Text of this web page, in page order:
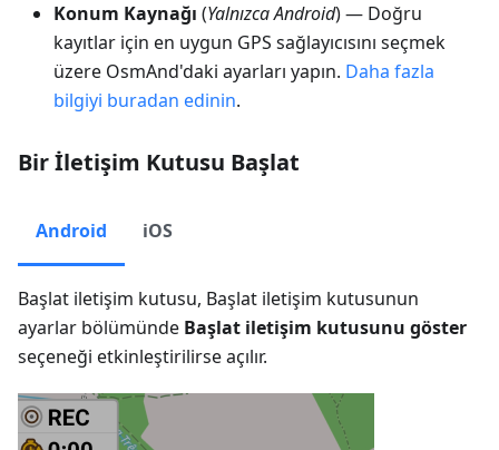
Konum Kaynağı (Yalnızca Android) — Doğru
kayıtlar için en uygun GPS sağlayıcısını seçmek
üzere OsmAnd'daki ayarları yapın. Daha fazla
bilgiyi buradan edinin.
Bir İletişim Kutusu Başlat
Android iOS
Başlat iletişim kutusu, Başlat iletişim kutusunun
ayarlar bölümünde Başlat iletişim kutusunu göster
seçeneği etkinleştirilirse açılır.